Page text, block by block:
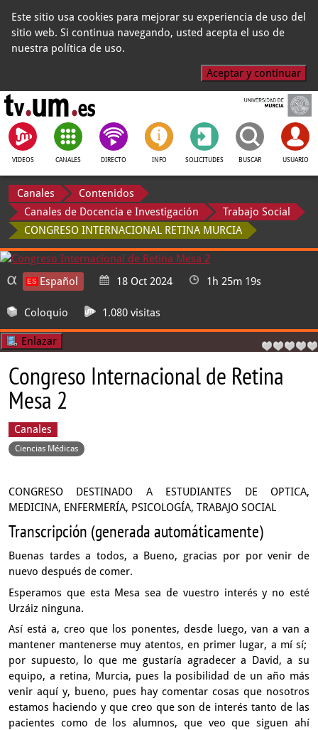
Este sitio usa cookies para mejorar su experiencia de uso del
sitio web. Si continua navegando, usted acepta el uso de
nuestra política de uso.
Aceptar y continuar
VIDEOS CANALES DIRECTO INFO SOLICITUDES BUSCAR USUARIO
Canales
Contenidos
Canales de Docencia e Investigación
Trabajo Social
CONGRESO INTERNACIONAL RETINA MURCIA
Español 18 Oct 2024 1h 25m 19s
Coloquio 1.080 visitas
Enlazar
Congreso Internacional de Retina
Mesa 2
Canales
Ciencias Médicas
CONGRESO DESTINADO A ESTUDIANTES DE OPTICA,
MEDICINA, ENFERMERÍA, PSICOLOGÍA, TRABAJO SOCIAL
Transcripción (generada automáticamente)
Buenas tardes a todos, a Bueno, gracias por por venir de
nuevo después de comer.
Esperamos que esta Mesa sea de vuestro interésy no esté
Urzáiz ninguna.
Así está a, creo que los ponentes, desde luego, van a van a
mantener mantenerse muy atentos, en primer lugar, a mí sí;
por supuesto, lo que me gustaría agradecer a David,a su
equipo, a retina, Murcia, pues la posibilidadde un año más
venir aquí y, bueno, pues hay comentar cosas que nosotros
estamos haciendo y que creo que son de interés tantode las
pacientes como de los alumnos, que veo que siguen ahí